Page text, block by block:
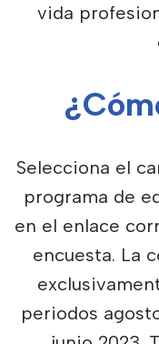
vida
Selecciona el
programa de
en el enlace
encuesta. La
periodos